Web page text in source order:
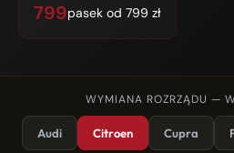
799pasek od 799 zł
WYMIANA ROZRZĄDU —
Audi Citroen Cupra